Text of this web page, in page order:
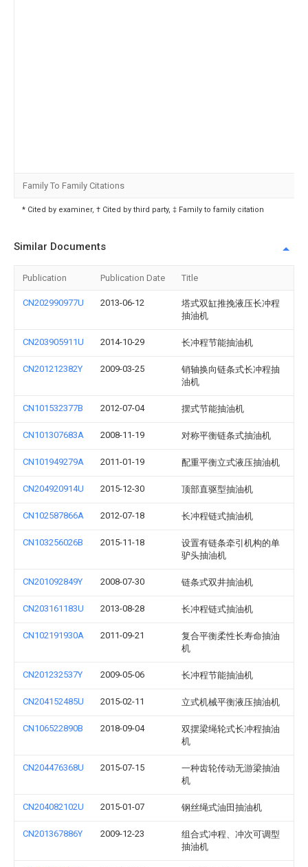
Family To Family Citations
* Cited by examiner, † Cited by third party, ‡ Family to family citation
Similar Documents
Publication Publication Date Title
CN202990977U 2013-06-12
塔式双缸推挽液压长冲程
抽油机
CN203905911U 2014-10-29 长冲程节能抽油机
CN201212382Y 2009-03-25
销轴换向链条式长冲程抽
油机
CN101532377B 2012-07-04 摆式节能抽油机
CN101307683A 2008-11-19 对称平衡链条式抽油机
CN101949279A 2011-01-19 配重平衡立式液压抽油机
CN204920914U 2015-12-30 顶部直驱型抽油机
CN102587866A 2012-07-18 长冲程链式抽油机
CN103256026B 2015-11-18
设置有链条牵引机构的单
驴头抽油机
CN201092849Y 2008-07-30 链条式双井抽油机
CN203161183U 2013-08-28 长冲程链式抽油机
CN102191930A 2011-09-21
复合平衡柔性长寿命抽油
机
CN201232537Y 2009-05-06 长冲程节能抽油机
CN204152485U 2015-02-11 立式机械平衡液压抽油机
CN106522890B 2018-09-04
双摆梁绳轮式长冲程抽油
机
CN204476368U 2015-07-15
一种齿轮传动无游梁抽油
机
CN204082102U 2015-01-07 钢丝绳式油田抽油机
CN201367886Y 2009-12-23
组合式冲程、冲次可调型
抽油机